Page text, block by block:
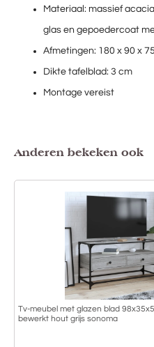
Materiaal: massief
glas en gepoedercoat
Afmetingen: 180 x 90 x
Dikte tafelblad: 3 cm
Montage vereist
Anderen bekeken ook
Tv-meubel met glazen blad
bewerkt hout grijs sonoma